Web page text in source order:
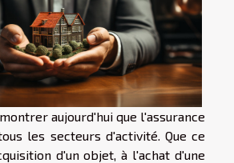
aujourd'hui que l'assurance
les secteurs d'activité. Que ce
d'un objet, à l'achat d'une